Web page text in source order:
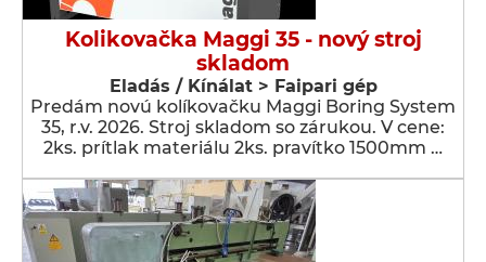
Kolikovačka Maggi 35 - nový stroj
skladom
Eladás / Kínálat > Faipari gép
Predám novú kolíkovačku Maggi Boring System
35, r.v. 2026. Stroj skladom so zárukou. V cene:
2ks. prítlak materiálu 2ks. pravítko 1500mm …